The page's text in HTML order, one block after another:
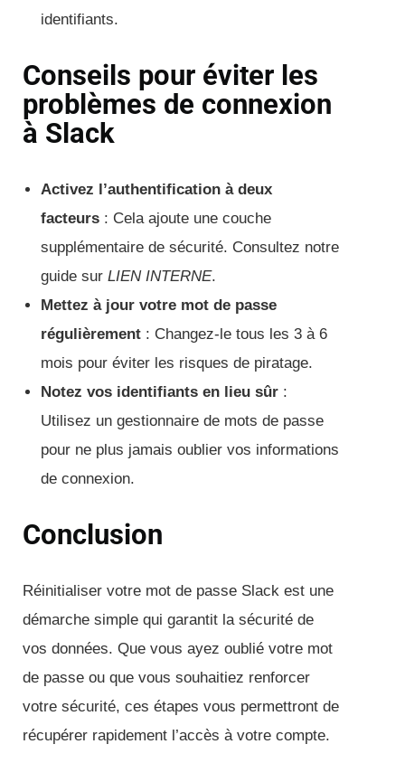
identifiants.
Conseils pour éviter les
problèmes de connexion
à Slack
Activez l’authentification à deux
facteurs : Cela ajoute une couche
supplémentaire de sécurité. Consultez notre
guide sur LIEN INTERNE.
Mettez à jour votre mot de passe
régulièrement : Changez-le tous les 3 à 6
mois pour éviter les risques de piratage.
Notez vos identifiants en lieu sûr :
Utilisez un gestionnaire de mots de passe
pour ne plus jamais oublier vos informations
de connexion.
Conclusion
Réinitialiser votre mot de passe Slack est une
démarche simple qui garantit la sécurité de
vos données. Que vous ayez oublié votre mot
de passe ou que vous souhaitiez renforcer
votre sécurité, ces étapes vous permettront de
récupérer rapidement l’accès à votre compte.